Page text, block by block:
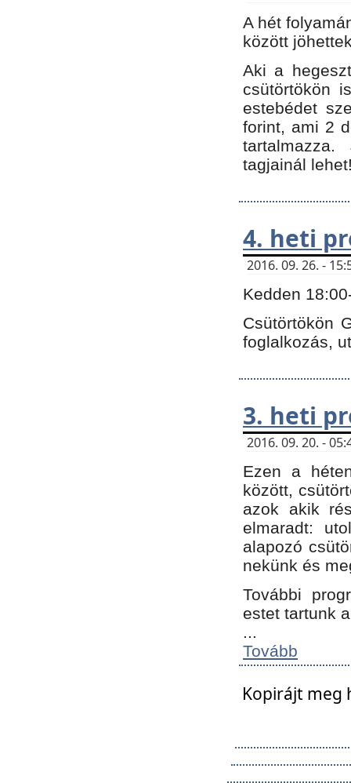
A hét
között
Aki a
csütörtökön
estebédet
forint, ami 2
tartalmazza.
tagjainál
4. heti
2016. 09. 26. -
Kedden
Csütörtökön
foglalkozás,
3. heti
2016. 09. 20. -
Ezen a
között,
azok akik
elmaradt:
alapozó
nekünk és
További
estet tartunk
...
Tovább
Kopirájt meg